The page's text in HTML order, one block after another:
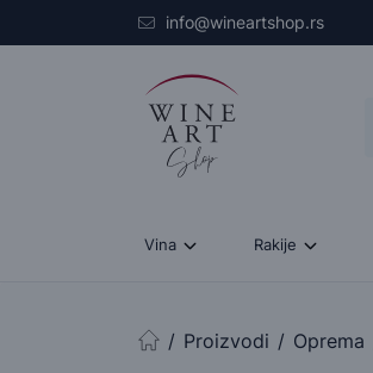
Skip to main contentinfo@wineartshop.rs
Vina Rakije
Početna stranica
Proizvodi Oprema